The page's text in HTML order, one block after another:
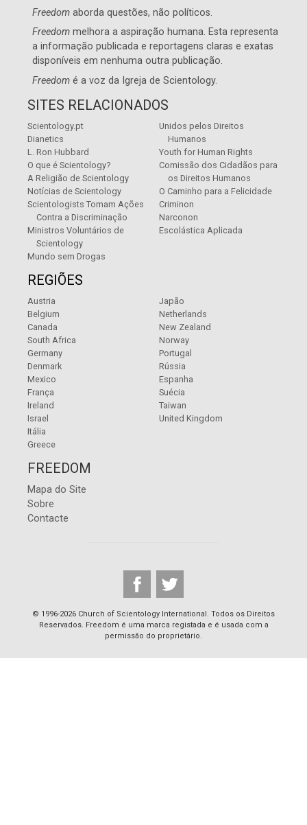
Freedom aborda questões, não políticos.
Freedom melhora a aspiração humana. Esta representa
a informação publicada e reportagens claras e exatas
disponíveis em nenhuma outra publicação.
Freedom é a voz da Igreja de Scientology.
SITES RELACIONADOS
Scientology.pt
Dianetics
L. Ron Hubbard
O que é Scientology?
A Religião de Scientology
Notícias de Scientology
Scientologists Tomam Ações
Contra a Discriminação
Ministros Voluntários de
Scientology
Mundo sem Drogas
Unidos pelos Direitos
Humanos
Youth for Human Rights
Comissão dos Cidadãos para
os Direitos Humanos
O Caminho para a Felicidade
Criminon
Narconon
Escolástica Aplicada
REGIÕES
Austria
Belgium
Canada
South Africa
Germany
Denmark
Mexico
França
Ireland
Israel
Itália
Greece
Japão
Netherlands
New Zealand
Norway
Portugal
Rússia
Espanha
Suécia
Taiwan
United Kingdom
FREEDOM
Mapa do Site
Sobre
Contacte
© 1996-2026 Church of Scientology International. Todos os Direitos
Reservados. Freedom é uma marca registada e é usada com a
permissão do proprietário.